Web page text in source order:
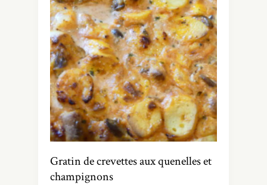
Gratin de crevettes aux quenelles et
champignons